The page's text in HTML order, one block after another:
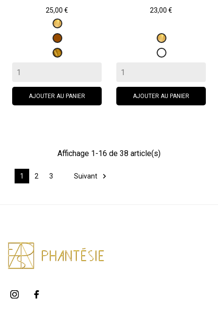
Prix
25,00 €
Doré
Marron
Œil
AJOUTER AU PANIER
Prix
23,00 €
Doré
Blanc
AJOUTER AU PANIER
Affichage 1-16 de 38 article(s)
1 2 3 Suivant 